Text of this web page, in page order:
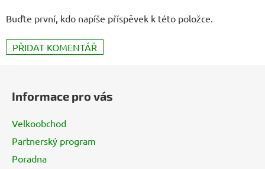
Buďte první, kdo napíše příspěvek k této položce.
PŘIDAT KOMENTÁŘ
Informace pro vás
Velkoobchod
Partnerský program
Poradna